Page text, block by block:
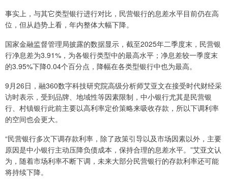
事实上，与其它类型银行进行对比，民营银行的息差水平目前仍在高
位，但从趋势上看，年内整体大幅下降。
国家金融监督管理局披露的数据显示，截至2025年二季度末，民营银
行净息差为3.91%，为各银行类型中的最高水平；净息差较一季度末
的3.95%下降0.04个百分点，降幅在各类型银行中也为最高。
9月26日，融360数字科技研究院高级分析师艾亚文在接受时代财经采
访时表示，受到品牌、地域性等因素限制，中小银行尤其是民营银
行、村镇银行此前主要以高利率定价策略来吸收存款，所以下调利率
的空间也会更大。
“民营银行多次下调存款利率，除了政策引导以及市场因素以外，主要
原因是中小银行主动压降负债成本，保持合理的息差水平。”艾亚文认
为，随着市场利率不断下调，未来大部分民营银行的存款利率还可能
将持续下降。